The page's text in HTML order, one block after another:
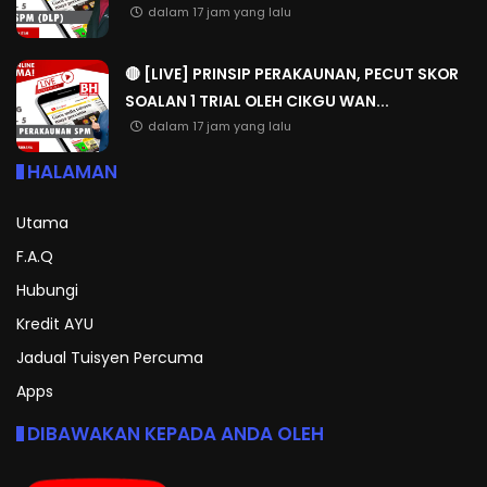
dalam 17 jam yang lalu
🔴 [LIVE] PRINSIP PERAKAUNAN, PECUT SKOR
SOALAN 1 TRIAL OLEH CIKGU WAN...
dalam 17 jam yang lalu
HALAMAN
Utama
F.A.Q
Hubungi
Kredit AYU
Jadual Tuisyen Percuma
Apps
DIBAWAKAN KEPADA ANDA OLEH